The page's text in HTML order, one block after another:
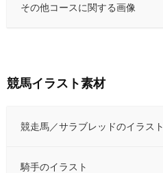
その他コースに関する画像
競馬イラスト素材
競走馬／サラブレッドのイラスト
騎手のイラスト